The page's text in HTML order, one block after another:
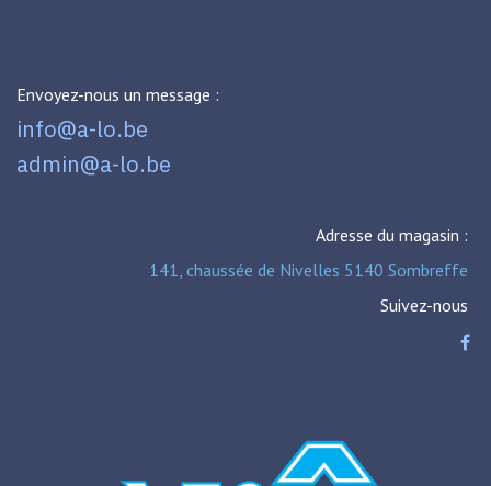
Envoyez-nous un message :
info@a-lo.be
admin@a-lo.be
Adresse du magasin :
141, chaussée de Nivelles 5140 Sombreffe
Suivez-nous